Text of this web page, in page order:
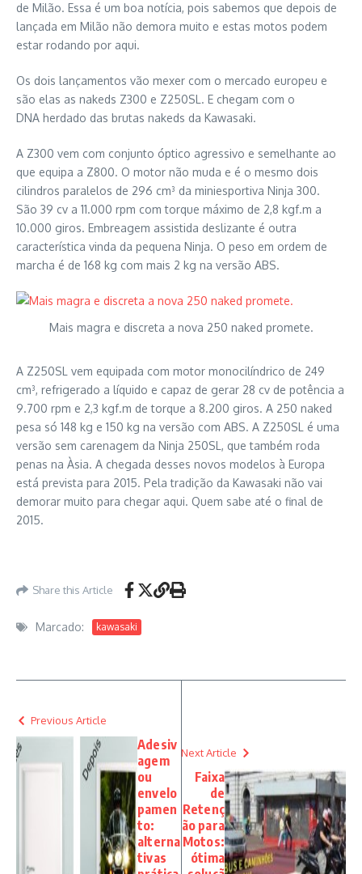
de Milão. Essa é um boa notícia, pois sabemos que depois de
lançada em Milão não demora muito e estas motos podem
estar rodando por aqui.
Os dois lançamentos vão mexer com o mercado europeu e
são elas as nakeds Z300 e Z250SL. E chegam com o
DNA herdado das brutas nakeds da Kawasaki.
A Z300 vem com conjunto óptico agressivo e semelhante ao
que equipa a Z800. O motor não muda e é o mesmo dois
cilindros paralelos de 296 cm³ da miniesportiva Ninja 300.
São 39 cv a 11.000 rpm com torque máximo de 2,8 kgf.m a
10.000 giros. Embreagem assistida deslizante é outra
característica vinda da pequena Ninja. O peso em ordem de
marcha é de 168 kg com mais 2 kg na versão ABS.
Mais magra e discreta a nova 250 naked promete.
A Z250SL vem equipada com motor monocilíndrico de 249
cm³, refrigerado a líquido e capaz de gerar 28 cv de potência a
9.700 rpm e 2,3 kgf.m de torque a 8.200 giros. A 250 naked
pesa só 148 kg e 150 kg na versão com ABS. A Z250SL é uma
versão sem carenagem da Ninja 250SL, que também roda
penas na Àsia. A chegada desses novos modelos à Europa
está prevista para 2015. Pela tradição da Kawasaki não vai
demorar muito para chegar aqui. Quem sabe até o final de
2015.
Share this Article
Marcado: kawasaki
Previous Article
Adesiv
agem
ou
envelo
pamen
to:
alterna
tivas
Next Article
Faixa
de
Retenç
ão para
Motos:
ótima